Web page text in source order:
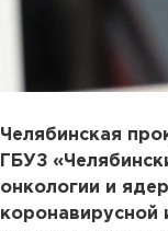
Челябинская
ГБУЗ
онкологии и